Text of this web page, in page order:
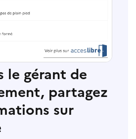
le gérant de
partagez
sur